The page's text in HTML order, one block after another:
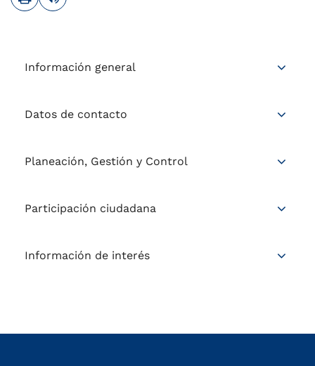
Información general
Datos de contacto
Planeación, Gestión y Control
Participación ciudadana
Información de interés